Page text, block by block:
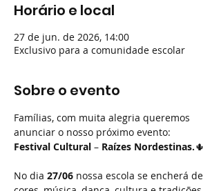
Horário e local
27 de jun. de 2026, 14:00
Exclusivo para a comunidade escolar
Sobre o evento
Famílias, com muita alegria queremos
anunciar o nosso próximo evento:
Festival Cultural – Raízes Nordestinas.🌵
No dia 27/06 nossa escola se encherá de